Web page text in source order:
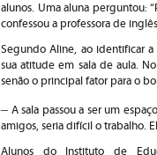
alunos. Uma aluna perguntou:
confessou a professora de
Segundo Aline, ao identificar
sua atitude em sala de aula.
senão o principal fator para o
– A sala passou a ser um
amigos, seria difícil o trabalho.
Alunos do Instituto de